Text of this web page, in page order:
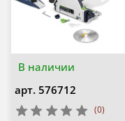
В наличии
арт. 576712
(0)